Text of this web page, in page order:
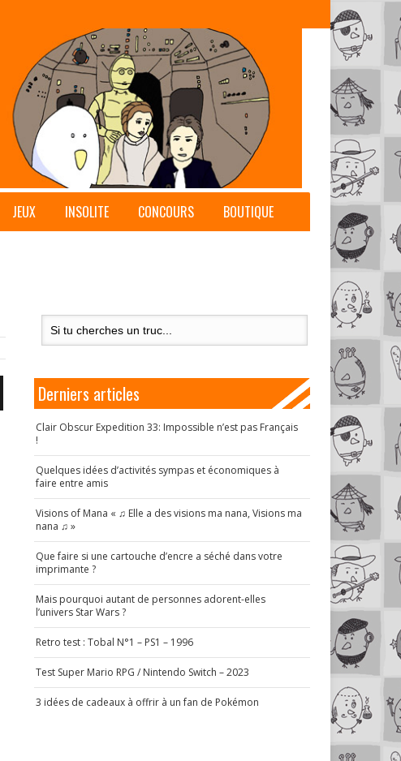
JEUX INSOLITE CONCOURS BOUTIQUE
Derniers articles
Clair Obscur Expedition 33: Impossible n’est pas Français
!
Quelques idées d’activités sympas et économiques à
faire entre amis
Visions of Mana « ♫ Elle a des visions ma nana, Visions ma
nana ♫ »
Que faire si une cartouche d’encre a séché dans votre
imprimante ?
Mais pourquoi autant de personnes adorent-elles
l’univers Star Wars ?
Retro test : Tobal N°1 – PS1 – 1996
Test Super Mario RPG / Nintendo Switch – 2023
3 idées de cadeaux à offrir à un fan de Pokémon